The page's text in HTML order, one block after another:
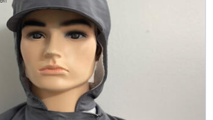
thêu logo nhỏ trước ngực
trả tạiCông ty May đồng phục
nhận trả lại hàng nếu sản phẩm
tả, người mua thanh toán chi phí
hàng lại, hoặc giữ sản phẩm và
trả tiền với người bán. Các bảo
bán: Giao hàng đúng giờ - Hàng